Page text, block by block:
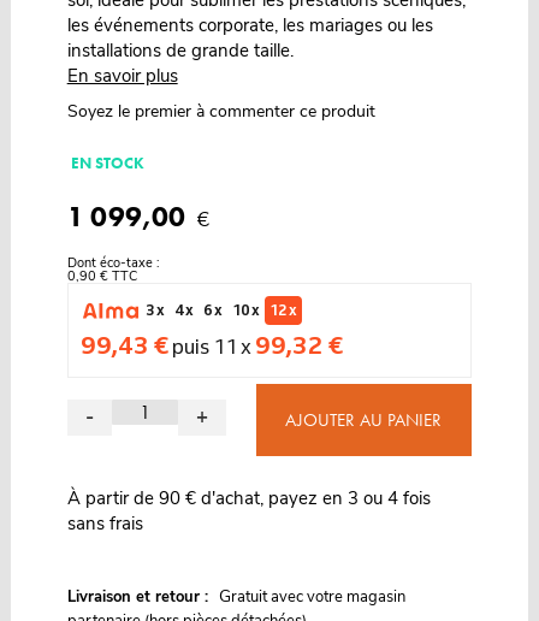
les événements corporate, les mariages ou les
installations de grande taille.
En savoir plus
Soyez le premier à commenter ce produit
EN STOCK
1 099,00 €
Dont éco-taxe :
0,90 € TTC
3 x
4 x 6 x 10 x 12 x
99,43 €puis 11 x 99,32 €
- + AJOUTER AU PANIER
À partir de 90 € d'achat, payez en 3 ou 4 fois
sans frais
Livraison et retour : Gratuit avec votre magasin